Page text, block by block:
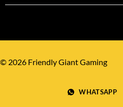
© 2026 Friendly Giant Gaming
WHATSAPP